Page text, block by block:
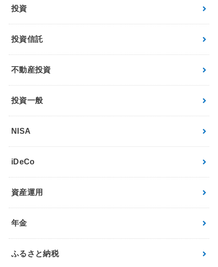
投資
投資信託
不動産投資
投資一般
NISA
iDeCo
資産運用
年金
ふるさと納税